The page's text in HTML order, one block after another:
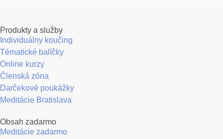
Produkty a služby
Individuálny koučing
Tématické balíčky
Online kurzy
Členská zóna
Darčekové poukážky
Meditácie Bratislava
Obsah zadarmo
Meditácie zadarmo